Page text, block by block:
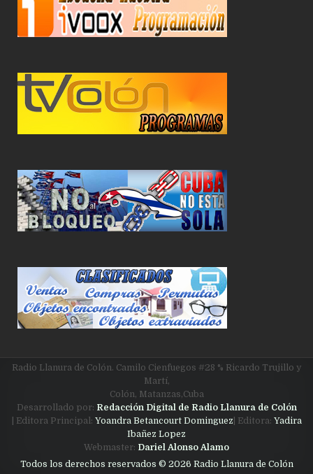
Radio Llanura de Colón. Camilo Cienfuegos #28 % Ricardo Trujillo y
Martí,
Colón, Matanzas,Cuba
Desarrollado por: Redacción Digital de Radio Llanura de Colón
| Editora Principal: Yoandra Betancourt Dominguez | Editora: Yadira
Ibañez Lopez
Webmaster: Dariel Alonso Alamo
Todos los derechos reservados © 2026 Radio Llanura de Colón